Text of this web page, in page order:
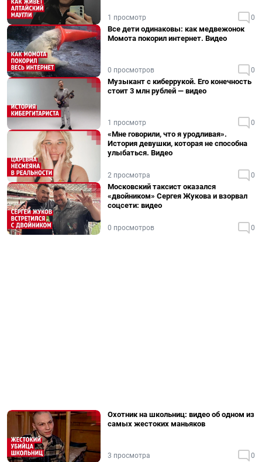
1 просмотр 0
Все дети одинаковы: как медвежонок
Момота покорил интернет. Видео
0 просмотров 0
Музыкант с киберрукой. Его конечность
стоит 3 млн рублей — видео
1 просмотр 0
«Мне говорили, что я уродливая».
История девушки, которая не способна
улыбаться. Видео
2 просмотра 0
Московский таксист оказался
«двойником» Сергея Жукова и взорвал
соцсети: видео
0 просмотров 0
Охотник на школьниц: видео об одном из
самых жестоких маньяков
3 просмотра 0